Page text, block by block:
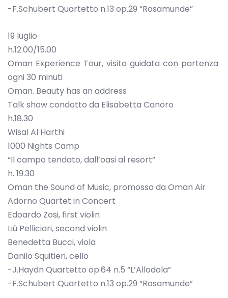
-F.Schubert Quartetto n.13 op.29 “Rosamunde”
19 luglio
h.12.00/15.00
Oman Experience Tour, visita guidata con partenza
ogni 30 minuti
Oman. Beauty has an address
Talk show condotto da Elisabetta Canoro
h.18.30
Wisal Al Harthi
1000 Nights Camp
“Il campo tendato, dall’oasi al resort”
h. 19.30
Oman the Sound of Music, promosso da Oman Air
Adorno Quartet in Concert
Edoardo Zosi, first violin
Liù Pelliciari, second violin
Benedetta Bucci, viola
Danilo Squitieri, cello
-J.Haydn Quartetto op.64 n.5 “L’Allodola”
-F.Schubert Quartetto n.13 op.29 “Rosamunde”